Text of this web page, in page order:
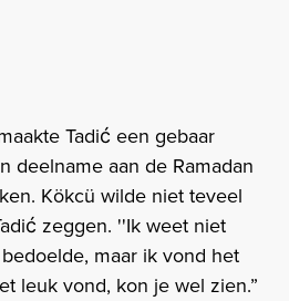
Tadić een gebaar
deelname aan de Ramadan
Kökcü wilde niet teveel
zeggen. ''Ik weet niet
maar ik vond het
leuk vond, kon je wel zien.”